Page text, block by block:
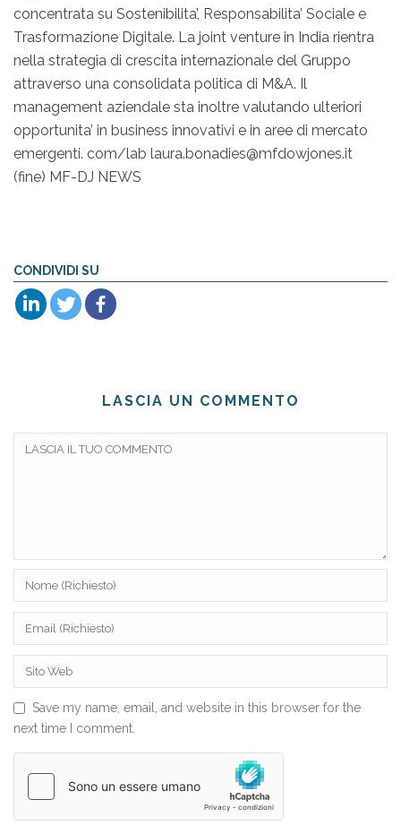
concentrata su Sostenibilita’, Responsabilita’ Sociale e
Trasformazione Digitale. La joint venture in India rientra
nella strategia di crescita internazionale del Gruppo
attraverso una consolidata politica di M&A. Il
management aziendale sta inoltre valutando ulteriori
opportunita’ in business innovativi e in aree di mercato
emergenti. com/lab laura.bonadies@mfdowjones.it
(fine) MF-DJ NEWS
CONDIVIDI SU
LASCIA UN COMMENTO
Save my name, email, and website in this browser for the
next time I comment.